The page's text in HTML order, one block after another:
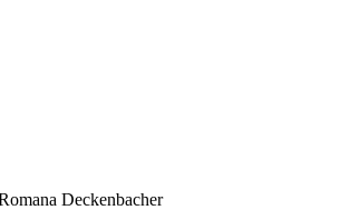
Deckenbacher